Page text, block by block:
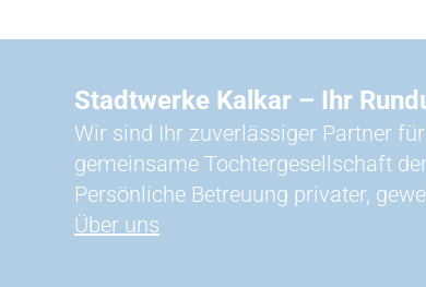
Stadtwerke Kalkar – Ihr
Wir sind Ihr zuverlässiger Partner
gemeinsame Tochtergesellschaft
Persönliche Betreuung privater,
Über uns